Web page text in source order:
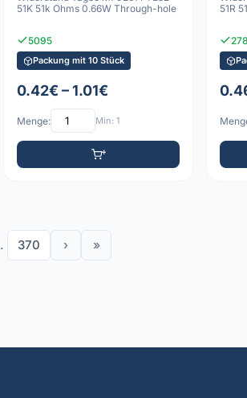
51K 51k Ohms 0.66W Through-hole
5095
Packung mit 10 Stück
0.42€ – 1.01€
Menge: Min: 1
51R
370 › »